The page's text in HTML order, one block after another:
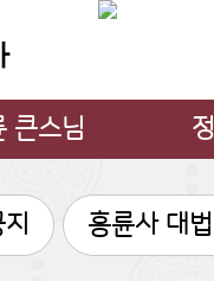
큰스님
스님 법문
만난인사
추
흥륜사 대